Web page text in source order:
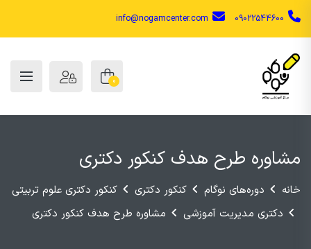
09022544600
info@nogamcenter.com
0
مشاوره طرح هدف کنکور دکتری
خانه دوره‌های نوگام کنکور دکتری
کنکور دکتری علوم تربیتی
دکتری مدیریت آموزشی
مشاوره طرح هدف کنکور دکتری